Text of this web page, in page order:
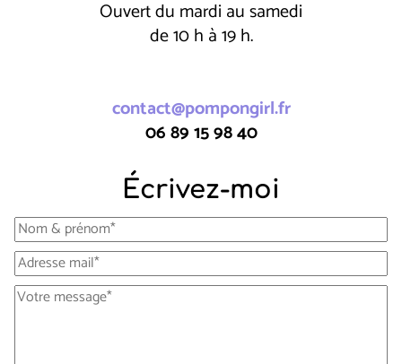
Ouvert du mardi au samedi
de 10 h à 19 h.
contact@pompongirl.fr
06 89 15 98 40
Écrivez-moi